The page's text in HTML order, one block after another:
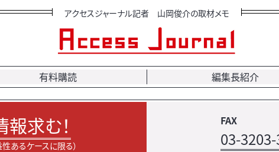
アクセスジャーナル記者 山岡俊介の取材メモ
有料購読 編集長紹介
報求む！
あるケースに限る）
FAX
03-